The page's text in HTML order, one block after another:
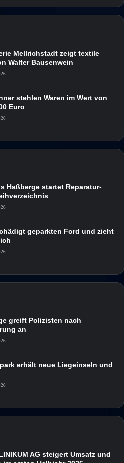
Mellrichstadt zeigt textile
Walter Bausenwein
stehlen Waren im Wert von
Euro
Haßberge startet Reparatur-
geparkten Ford und zieht
greift Polizisten nach
an
erhält neue Liegeinseln und
AG steigert Umsatz und